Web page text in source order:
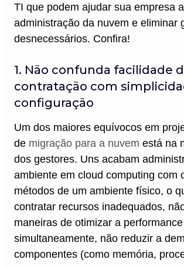
TI que podem ajudar sua empresa
administração da nuvem e eliminar
desnecessários. Confira!
1. Não confunda facilidade
contratação com
configuração
Um dos maiores equívocos em
de migração para a nuvem está na
dos gestores. Uns acabam
ambiente em cloud computing com
métodos de um ambiente físico, o
contratar recursos inadequados,
maneiras de otimizar a
simultaneamente, não reduzir a
componentes (como memória,